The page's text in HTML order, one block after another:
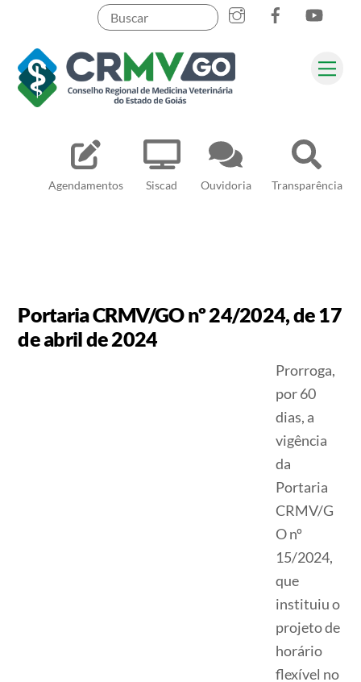
content
Agendamentos Siscad Ouvidoria Transparência
Pesquisar
Portaria CRMV/GO nº 24/2024, de 17
de abril de 2024
Prorroga,
por 60
dias, a
vigência
da
Portaria
CRMV/G
O nº
15/2024,
que
instituiu o
projeto de
horário
flexível no